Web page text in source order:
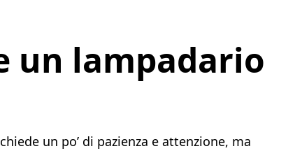
un lampadario
un po’ di pazienza e attenzione, ma